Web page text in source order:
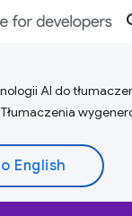
AI do